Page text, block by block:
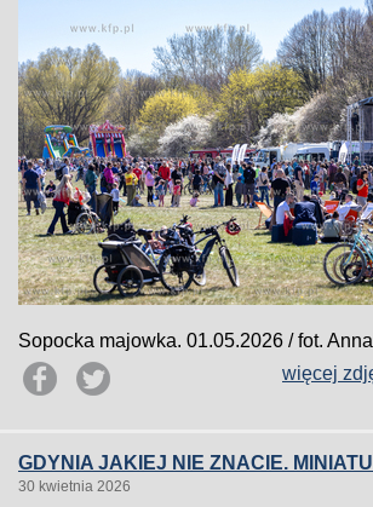
Sopocka majowka. 01.05.2026 / fot.
więcej
GDYNIA JAKIEJ NIE ZNACIE.
30 kwietnia 2026